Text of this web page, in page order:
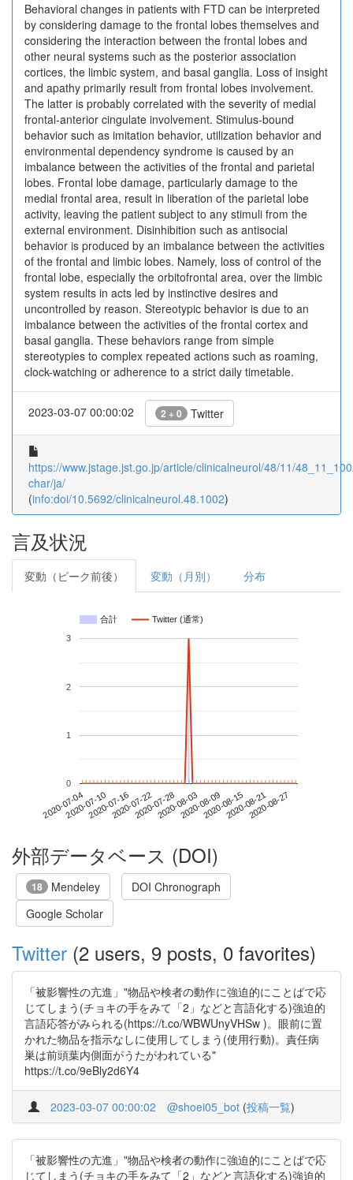
Behavioral changes in patients with FTD can be interpreted
by considering damage to the frontal lobes themselves and
considering the interaction between the frontal lobes and
other neural systems such as the posterior association
cortices, the limbic system, and basal ganglia. Loss of insight
and apathy primarily result from frontal lobes involvement.
The latter is probably correlated with the severity of medial
frontal-anterior cingulate involvement. Stimulus-bound
behavior such as imitation behavior, utilization behavior and
environmental dependency syndrome is caused by an
imbalance between the activities of the frontal and parietal
lobes. Frontal lobe damage, particularly damage to the
medial frontal area, result in liberation of the parietal lobe
activity, leaving the patient subject to any stimuli from the
external environment. Disinhibition such as antisocial
behavior is produced by an imbalance between the activities
of the frontal and limbic lobes. Namely, loss of control of the
frontal lobe, especially the orbitofrontal area, over the limbic
system results in acts led by instinctive desires and
uncontrolled by reason. Stereotypic behavior is due to an
imbalance between the activities of the frontal cortex and
basal ganglia. These behaviors range from simple
stereotypies to complex repeated actions such as roaming,
clock-watching or adherence to a strict daily timetable.
2023-03-07 00:00:02 2 + 0 Twitter
https://www.jstage.jst.go.jp/article/clinicalneurol/48/11/
char/ja/
(info:doi/10.5692/clinicalneurol.48.1002)
言及状況
変動（ピーク前後） 変動（月別） 分布
合計 Twitter (通常)
2020-07-042020-07-102020-07-162020-07-222020-07-282020-08-032020-08-092020-08-152020-08-212020-08-27
0
1
2
3
外部データベース (DOI)
18 Mendeley
DOI Chronograph
Google Scholar
Twitter (2 users, 9 posts, 0 favorites)
「被影響性の亢進」"物品や検者の動作に強迫的にことばで応
じてしまう(チョキの手をみて「2」などと言語化する)強迫的
言語応答がみられる(https://t.co/WBWUnyVHSw )。眼前に置
かれた物品を指示なしに使用してしまう(使用行動)。責任病
巣は前頭葉内側面がうたがわれている"
https://t.co/9eBly2d6Y4
2023-03-07 00:00:02 @shoei05_bot (投稿一覧)
「被影響性の亢進」"物品や検者の動作に強迫的にことばで応
じてしまう(チョキの手をみて「2」などと言語化する)強迫的